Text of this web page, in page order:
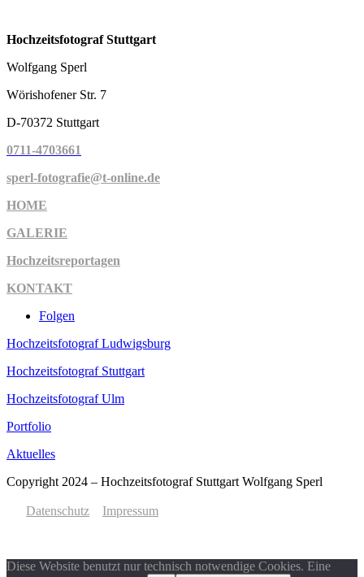
Hochzeitsfotograf Stuttgart
Wolfgang Sperl
Wörishofener Str. 7
D-70372 Stuttgart
0711-4703661
sperl-fotografie@t-online.de
HOME
GALERIE
Hochzeitsreportagen
KONTAKT
Folgen
Hochzeitsfotograf Ludwigsburg
Hochzeitsfotograf Stuttgart
Hochzeitsfotograf Ulm
Portfolio
Aktuelles
Copyright 2024 – Hochzeitsfotograf Stuttgart Wolfgang Sperl
Datenschutz Impressum
Diese Website benutzt nur technisch notwendige Cookies. Eine